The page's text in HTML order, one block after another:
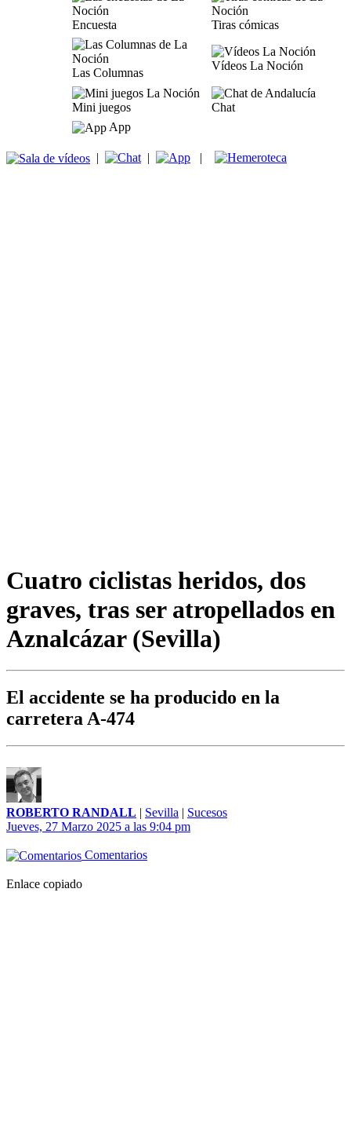
Encuesta Tiras cómicas
Las Columnas
Vídeos La Noción
Mini juegos
Chat
App
| | |
Cuatro ciclistas heridos, dos
graves, tras ser atropellados en
Aznalcázar (Sevilla)
El accidente se ha producido en la
carretera A-474
ROBERTO RANDALL | Sevilla | Sucesos
Jueves, 27 Marzo 2025 a las 9:04 pm
Comentarios
Enlace copiado